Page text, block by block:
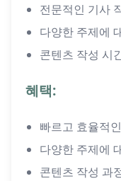
전문적인 기사
다양한 주제에
콘텐츠 작성 시
혜택:
빠르고 효율적
다양한 주제에
콘텐츠 작성 과